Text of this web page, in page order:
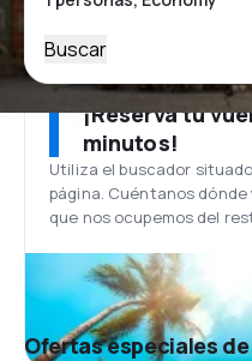
Buscar
¡Reserva tu
minutos!
Utiliza el buscador
página. Cuéntanos
que nos ocupemos del
Ofertas especiales